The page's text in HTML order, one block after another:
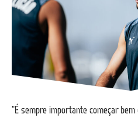
“É sempre importante começar bem